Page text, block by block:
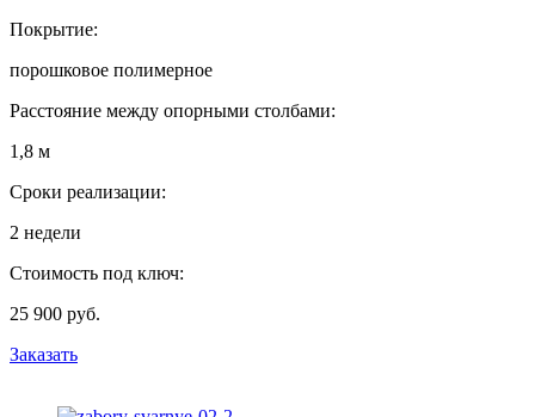
Покрытие:
порошковое полимерное
Расстояние между опорными столбами:
1,8 м
Сроки реализации:
2 недели
Стоимость под ключ:
25 900 руб.
Заказать